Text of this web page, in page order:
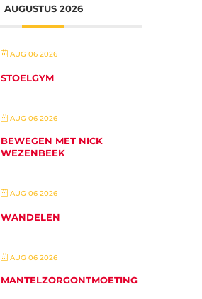
AUGUSTUS 2026
AUG 06 2026
STOELGYM
AUG 06 2026
BEWEGEN MET NICK
WEZENBEEK
AUG 06 2026
WANDELEN
AUG 06 2026
MANTELZORGONTMOETING